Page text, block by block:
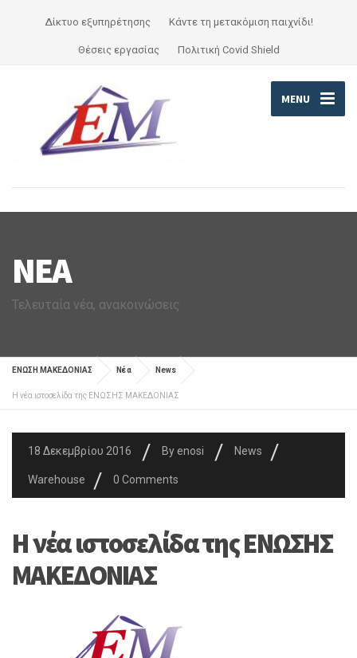
Δίκτυο εξυπηρέτησης Κάντε τη μετακόμιση παιχνίδι!
Θέσεις εργασίας Πολιτική Covid Shield
MENU
ΝΈΑ
Τελευταία νέα, ανακοινώσεις
ΕΝΩΣΗ ΜΑΚΕΔΟΝΙΑΣ Νέα News
Η νέα ιστοσελίδα της ΕΝΩΣΗΣ ΜΑΚΕΔΟΝΙΑΣ
18 Δεκεμβρίου 2016 / Byenosi / News /
Warehouse / 0 Comments
Η νέα ιστοσελίδα της ΕΝΩΣΗΣ
ΜΑΚΕΔΟΝΙΑΣ